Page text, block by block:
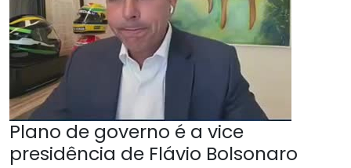
Plano de governo é a vice
presidência de Flávio Bolsonaro